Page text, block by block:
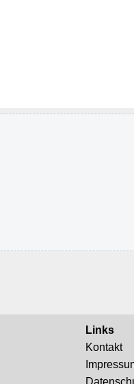
Links
Kontakt